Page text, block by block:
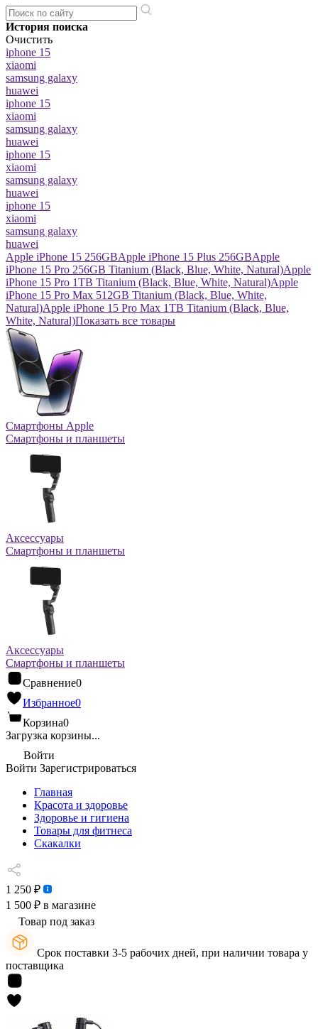
История поиска
Очистить
iphone 15
xiaomi
samsung galaxy
huawei
iphone 15
xiaomi
samsung galaxy
huawei
iphone 15
xiaomi
samsung galaxy
huawei
iphone 15
xiaomi
samsung galaxy
huawei
Apple iPhone 15 256GBApple iPhone 15 Plus 256GBApple
iPhone 15 Pro 256GB Titanium (Black, Blue, White, Natural)Apple
iPhone 15 Pro 1TB Titanium (Black, Blue, White, Natural)Apple
iPhone 15 Pro Max 512GB Titanium (Black, Blue, White,
Natural)Apple iPhone 15 Pro Max 1TB Titanium (Black, Blue,
White, Natural)Показать все товары
Смартфоны Apple
Смартфоны и планшеты
Аксессуары
Смартфоны и планшеты
Аксессуары
Смартфоны и планшеты
Сравнение0
Избранное0
Корзина0
Загрузка корзины...
Войти
Войти Зарегистрироваться
Главная
Красота и здоровье
Здоровье и гигиена
Товары для фитнеса
Скакалки
1 250 ₽
1 500 ₽ в магазине
Товар под заказ
Срок поставки 3-5 рабочих дней, при наличии товара у
поставщика